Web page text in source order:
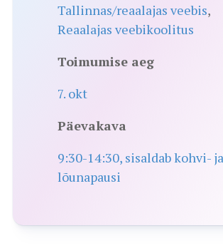
Tallinnas/reaalajas veebis,
Reaalajas veebikoolitus
Toimumise aeg
7. okt
Päevakava
9:30-14:30, sisaldab kohvi- ja
lõunapausi